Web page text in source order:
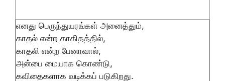
எனது பெருந்துயரங்கள் அனைத்தும்,
காதல் என்ற காகிதத்தில்,
காதலி என்ற பேனாவால்,
அன்பை மையாக கொண்டு,
கவிதைகளாக வடிக்கப் படுகிறது.